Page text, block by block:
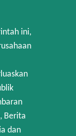
ini,
Berita
dan